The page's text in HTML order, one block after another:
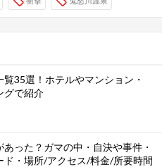
35選！ホテルやマンション・
グで紹介
った？ガマの中・自決や事件・
ド・場所/アクセス/料金/所要時間